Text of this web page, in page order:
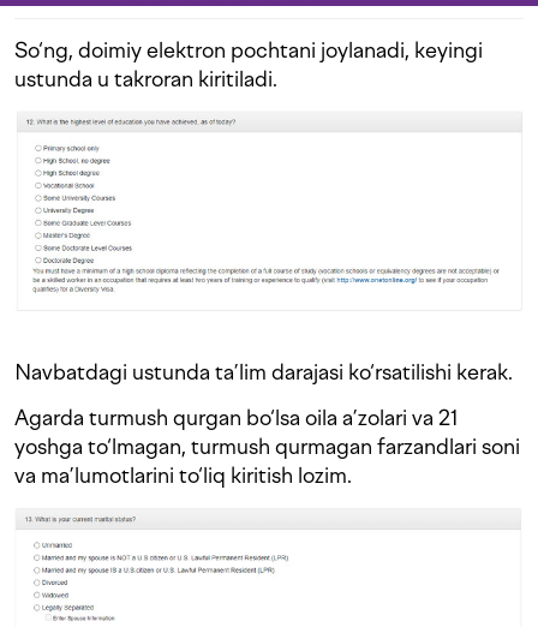
So‘ng, doimiy elektron pochtani joylanadi, keyingi
ustunda u takroran kiritiladi.
Navbatdagi ustunda ta’lim darajasi ko‘rsatilishi kerak.
Agarda turmush qurgan bo‘lsa oila a’zolari va 21
yoshga to‘lmagan, turmush qurmagan farzandlari soni
va ma’lumotlarini to‘liq kiritish lozim.